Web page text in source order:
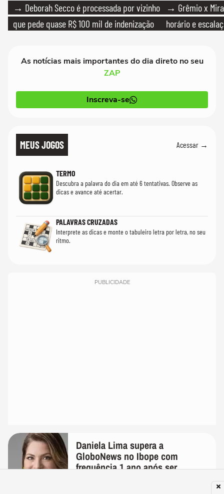
→ Deborah Secco é processada por vizinho
que pede quase R$ 100 mil de indenização
→ Grêmio x
horário e
As notícias mais importantes do dia direto no seu
ZAP
Inscreva-se
MEUS JOGOS Acessar →
TERMO
Descubra a palavra do dia em até 6 tentativas. Observe as
dicas e avance até acertar.
PALAVRAS CRUZADAS
Interprete as dicas e monte o tabuleiro letra por letra, no seu
ritmo.
PUBLICIDADE
Daniela Lima supera a
GloboNews no Ibope com
frequência 1 ano após ser